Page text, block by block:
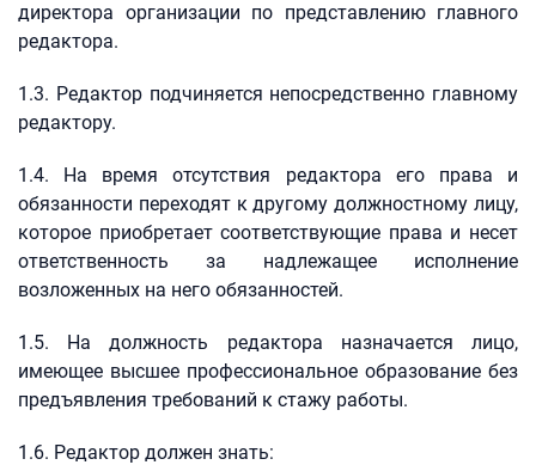
директора организации по представлению главного
редактора.
1.3. Редактор подчиняется непосредственно главному
редактору.
1.4. На время отсутствия редактора его права и
обязанности переходят к другому должностному лицу,
которое приобретает соответствующие права и несет
ответственность за надлежащее исполнение
возложенных на него обязанностей.
1.5. На должность редактора назначается лицо,
имеющее высшее профессиональное образование без
предъявления требований к стажу работы.
1.6. Редактор должен знать: